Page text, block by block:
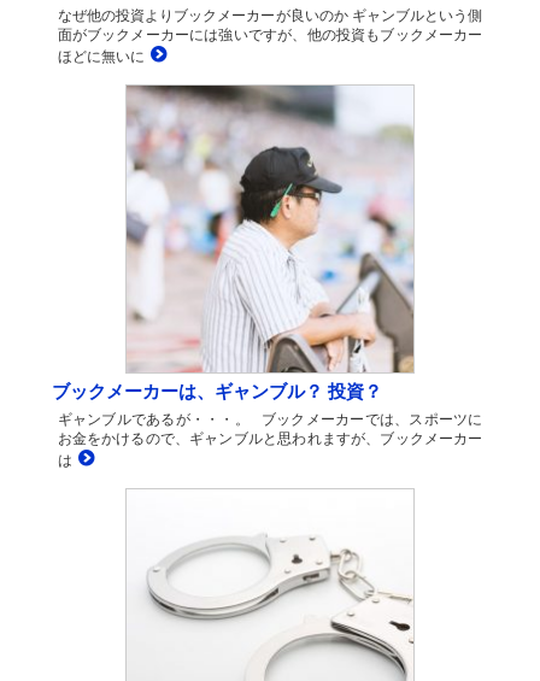
なぜ他の投資よりブックメーカーが良いのか ギャンブルという側
面がブックメーカーには強いですが、他の投資もブックメーカー
ほどに無いに
ブックメーカーは、ギャンブル？ 投資？
ギャンブルであるが・・・。 ブックメーカーでは、スポーツに
お金をかけるので、ギャンブルと思われますが、ブックメーカー
は